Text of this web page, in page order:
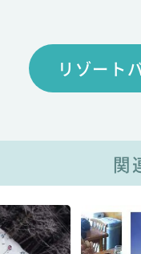
リゾート
関